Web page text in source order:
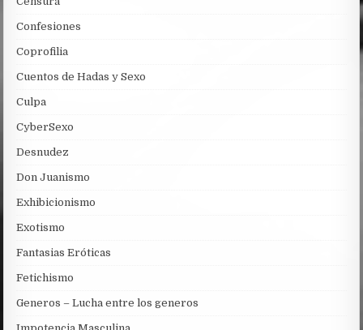
Confesiones
Coprofilia
Cuentos de Hadas y Sexo
Culpa
CyberSexo
Desnudez
Don Juanismo
Exhibicionismo
Exotismo
Fantasias Eróticas
Fetichismo
Generos – Lucha entre los generos